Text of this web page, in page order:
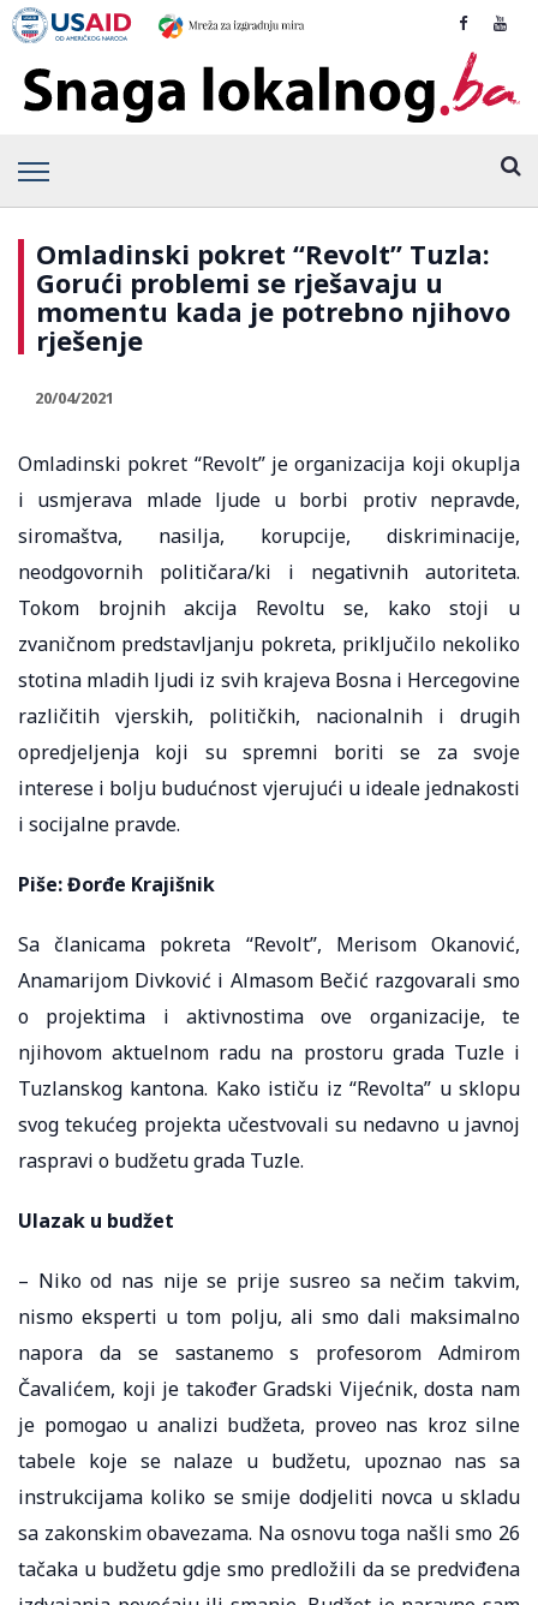
Omladinski pokret “Revolt” Tuzla:
Gorući problemi se rješavaju u
momentu kada je potrebno njihovo
rješenje
20/04/2021
Omladinski pokret “Revolt” je organizacija koji okuplja
i usmjerava mlade ljude u borbi protiv nepravde,
siromaštva, nasilja, korupcije, diskriminacije,
neodgovornih političara/ki i negativnih autoriteta.
Tokom brojnih akcija Revoltu se, kako stoji u
zvaničnom predstavljanju pokreta, priključilo nekoliko
stotina mladih ljudi iz svih krajeva Bosna i Hercegovine
različitih vjerskih, političkih, nacionalnih i drugih
opredjeljenja koji su spremni boriti se za svoje
interese i bolju budućnost vjerujući u ideale jednakosti
i socijalne pravde.
Piše: Đorđe Krajišnik
Sa članicama pokreta “Revolt”, Merisom Okanović,
Anamarijom Divković i Almasom Bečić razgovarali smo
o projektima i aktivnostima ove organizacije, te
njihovom aktuelnom radu na prostoru grada Tuzle i
Tuzlanskog kantona. Kako ističu iz “Revolta” u sklopu
svog tekućeg projekta učestvovali su nedavno u javnoj
raspravi o budžetu grada Tuzle.
Ulazak u budžet
– Niko od nas nije se prije susreo sa nečim takvim,
nismo eksperti u tom polju, ali smo dali maksimalno
napora da se sastanemo s profesorom Admirom
Čavalićem, koji je također Gradski Vijećnik, dosta nam
je pomogao u analizi budžeta, proveo nas kroz silne
tabele koje se nalaze u budžetu, upoznao nas sa
instrukcijama koliko se smije dodjeliti novca u skladu
sa zakonskim obavezama. Na osnovu toga našli smo 26
tačaka u budžetu gdje smo predložili da se predviđena